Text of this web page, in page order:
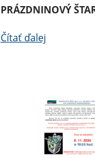
PRÁZDNINOVÝ
Čítať ďalej